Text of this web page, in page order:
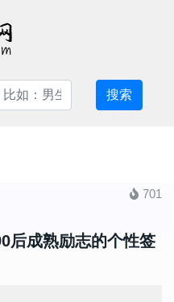
搜索
701
后成熟励志的个性签